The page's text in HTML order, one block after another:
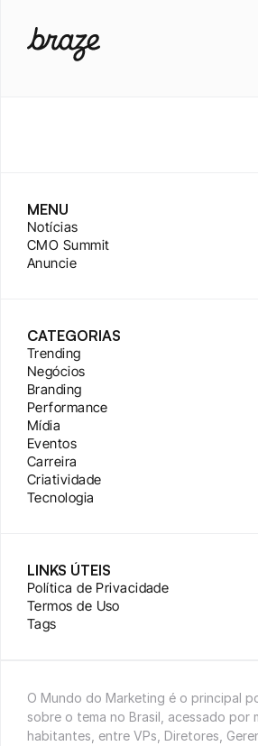
MENU
Notícias
CMO Summit
Anuncie
CATEGORIAS
Trending
Negócios
Branding
Performance
Mídia
Eventos
Carreira
Criatividade
Tecnologia
LINKS ÚTEIS
Política de Privacidade
Termos de Uso
Tags
O Mundo do Marketing é o principal
sobre o tema no Brasil, acessado por
habitantes, entre VPs, Diretores,